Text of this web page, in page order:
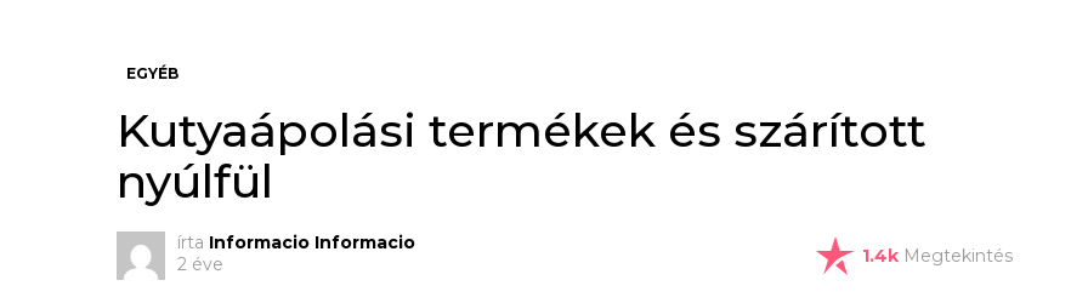
EGYÉB
Kutyaápolási termékek és szárított
nyúlfül
írta Informacio Informacio
2 éve
1.4k Megtekintés